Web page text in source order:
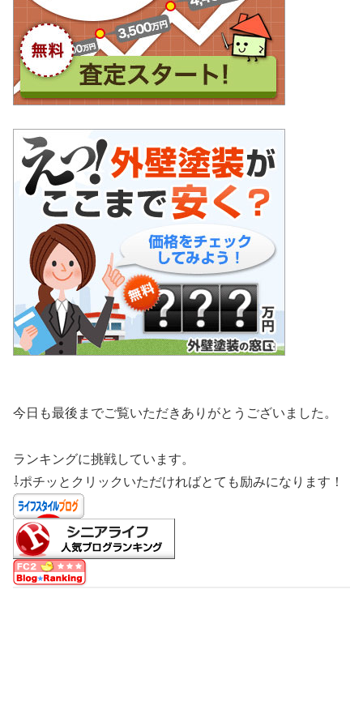
今日も最後までご覧いただきありがとうございました。
ランキングに挑戦しています。
⇩ポチッとクリックいただければとても励みになります！